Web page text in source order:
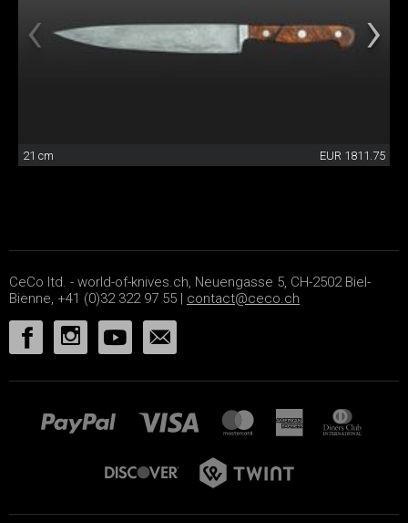
21 cm EUR 1811.75
CeCo ltd. - world-of-knives.ch, Neuengasse 5, CH-2502 Biel-
Bienne, +41 (0)32 322 97 55 | contact@ceco.ch